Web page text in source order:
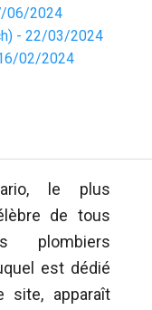
06/2024
- 22/03/2024
02/2024
le plus
de tous
plombiers
est dédié
site, apparaît